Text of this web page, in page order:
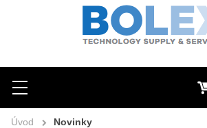
Hľadať
Menu
Úvod Novinky